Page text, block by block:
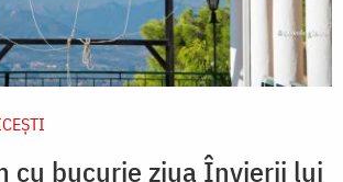
cu bucurie ziua Învierii lui